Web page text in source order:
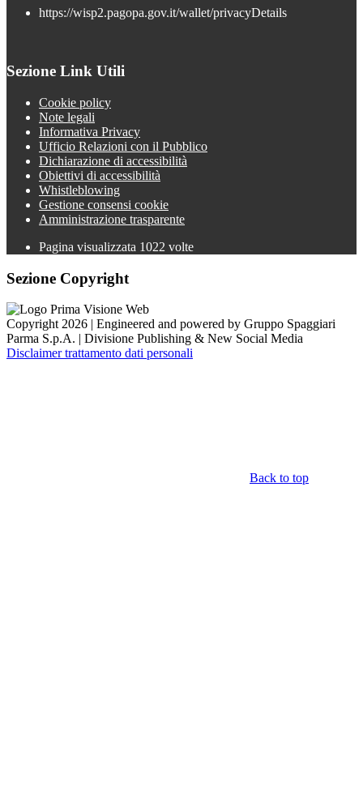
https://wisp2.pagopa.gov.it/wallet/privacyDetails
Sezione Link Utili
Cookie policy
Note legali
Informativa Privacy
Ufficio Relazioni con il Pubblico
Dichiarazione di accessibilità
Obiettivi di accessibilità
Whistleblowing
Gestione consensi cookie
Amministrazione trasparente
Pagina visualizzata 1022 volte
Sezione Copyright
Copyright 2026 | Engineered and powered by Gruppo Spaggiari
Parma S.p.A. | Divisione Publishing & New Social Media
Disclaimer trattamento dati personali
Back to top